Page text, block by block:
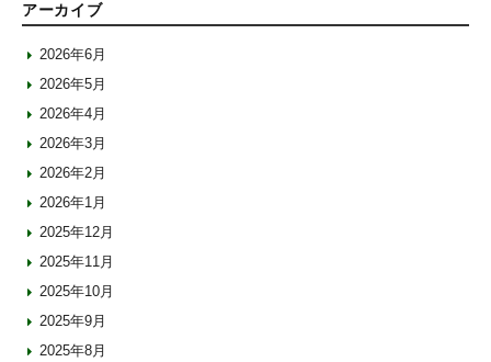
アーカイブ
2026年6月
2026年5月
2026年4月
2026年3月
2026年2月
2026年1月
2025年12月
2025年11月
2025年10月
2025年9月
2025年8月